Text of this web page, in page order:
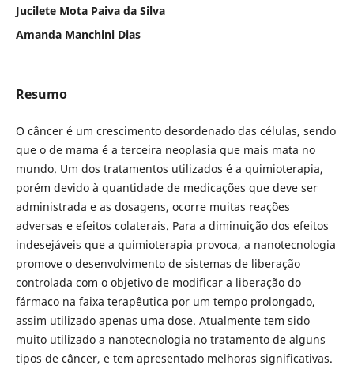
Jucilete Mota Paiva da Silva
Amanda Manchini Dias
Resumo
O câncer é um crescimento desordenado das células, sendo
que o de mama é a terceira neoplasia que mais mata no
mundo. Um dos tratamentos utilizados é a quimioterapia,
porém devido à quantidade de medicações que deve ser
administrada e as dosagens, ocorre muitas reações
adversas e efeitos colaterais. Para a diminuição dos efeitos
indesejáveis que a quimioterapia provoca, a nanotecnologia
promove o desenvolvimento de sistemas de liberação
controlada com o objetivo de modificar a liberação do
fármaco na faixa terapêutica por um tempo prolongado,
assim utilizado apenas uma dose. Atualmente tem sido
muito utilizado a nanotecnologia no tratamento de alguns
tipos de câncer, e tem apresentado melhoras significativas.